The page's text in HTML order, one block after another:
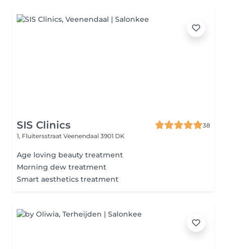
SIS Clinics
38
1, Fluitersstraat Veenendaal 3901 DK
Age loving beauty treatment
Morning dew treatment
Smart aesthetics treatment